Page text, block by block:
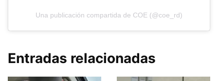
Una publicación compartida de COE (@coe_rd)
Entradas relacionadas